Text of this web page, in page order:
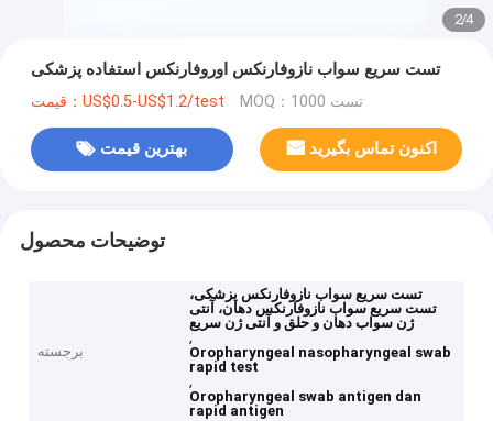
2/4
تست سریع سواب نازوفارنکس اوروفارنکس استفاده پزشکی
قیمت：US$0.5-US$1.2/test MOQ：1000 تست
بهترین قیمت اکنون تماس بگیرید
توضیحات محصول
برجسته
تست سریع سواب نازوفارنکس پزشکی،
تست سریع سواب نازوفارنکس دهان، آنتی
ژن سواب دهان و حلق و آنتی ژن سریع
,
Oropharyngeal nasopharyngeal swab
rapid test
,
Oropharyngeal swab antigen dan
rapid antigen